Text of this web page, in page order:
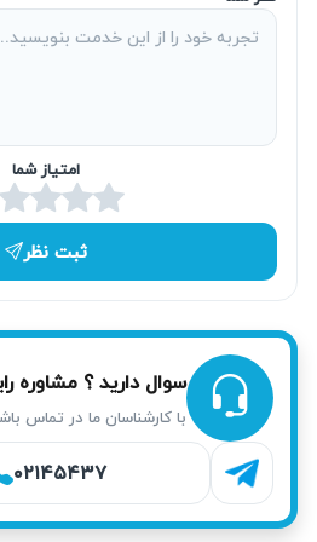
نیاوران در همان روز به محل شما
خدمات آریابهکار برای تعمیر
امتیاز شما
ثبت نظر
سوال دارید ؟ مشاوره
با کارشناسان ما در تماس
۰۲۱۴۵۴۳۷